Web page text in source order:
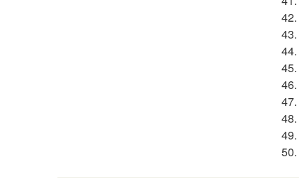
42.
43.
44.
45.
46.
47.
48.
49.
50.